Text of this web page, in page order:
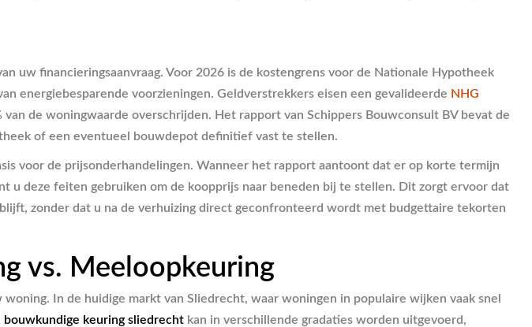
uw financieringsaanvraag. Voor 2026 is de kostengrens voor de Nationale Hypotheek
energiebesparende voorzieningen. Geldverstrekkers eisen een gevalideerde NHG
de woningwaarde overschrijden. Het rapport van Schippers Bouwconsult BV bevat de
of een eventueel bouwdepot definitief vast te stellen.
voor de prijsonderhandelingen. Wanneer het rapport aantoont dat er op korte termijn
deze feiten gebruiken om de koopprijs naar beneden bij te stellen. Dit zorgt ervoor dat
zonder dat u na de verhuizing direct geconfronteerd wordt met budgettaire tekorten
vs. Meeloopkeuring
In de huidige markt van Sliedrecht, waar woningen in populaire wijken vaak snel
bouwkundige keuring sliedrecht kan in verschillende gradaties worden uitgevoerd,